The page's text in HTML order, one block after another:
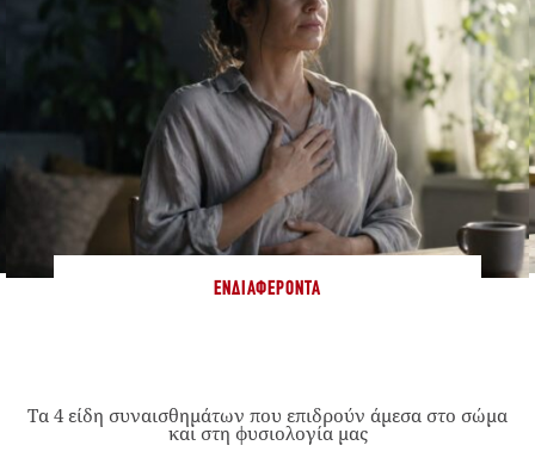
ΕΝΔΙΑΦΈΡΟΝΤΑ
Τα 4 είδη συναισθημάτων που επιδρούν άμεσα στο σώμα
και στη φυσιολογία μας